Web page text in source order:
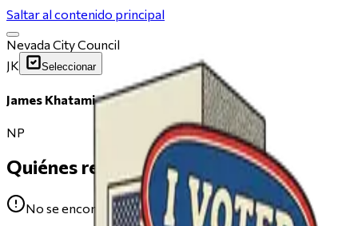
Saltar al contenido principal
Nevada City Council
JK
Seleccionar
James Khatami
NP
Quiénes respaldan
No se encontraron avales para James Khatami.